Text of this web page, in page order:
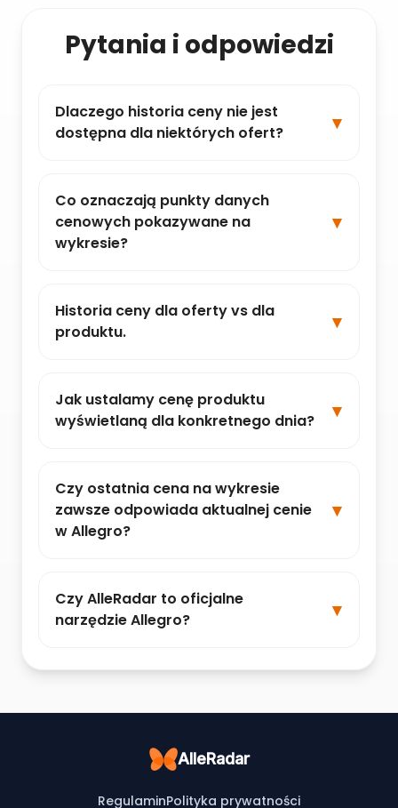
Pytania i odpowiedzi
Dlaczego historia ceny nie jest
dostępna dla niektórych ofert?
Co oznaczają punkty danych
cenowych pokazywane na
wykresie?
Historia ceny dla oferty vs dla
produktu.
Jak ustalamy cenę produktu
wyświetlaną dla konkretnego dnia?
Czy ostatnia cena na wykresie
zawsze odpowiada aktualnej cenie
w Allegro?
Czy AlleRadar to oficjalne
narzędzie Allegro?
AlleRadar
RegulaminPolityka prywatności